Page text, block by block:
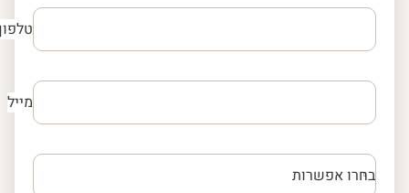
טלפון
מייל